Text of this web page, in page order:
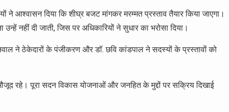
आश्वासन दिया कि शीघ्र बजट मांगकर मरम्मत प्रस्ताव तैयार किया जाएगा।
नहीं दी जाती, जिस पर अधिकारियों ने सुधार का भरोसा दिया।
ने ठेकेदारों के पंजीकरण और डॉ. छवि कांडपाल ने सदस्यों के प्रस्तावों को
रहे। पूरा सदन विकास योजनाओं और जनहित के मुद्दों पर सक्रिय दिखाई